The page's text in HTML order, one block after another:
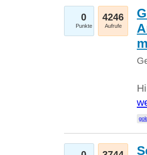
0
Punkte
4246
Aufrufe